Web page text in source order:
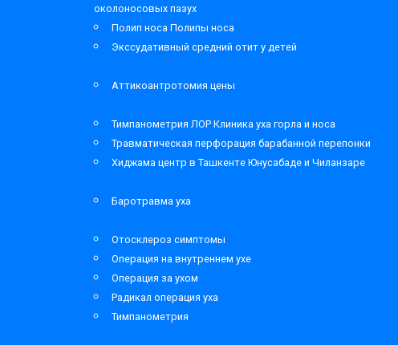
околоносовых пазух
Полип носа Полипы носа
Экссудативный средний отит у детей
Аттикоантротомия цены
Тимпанометрия ЛОР Клиника уха горла и носа
Травматическая перфорация барабанной перепонки
Хиджама центр в Ташкенте Юнусабаде и Чиланзаре
Баротравма уха
Отосклероз симптомы
Операция на внутреннем ухе
Операция за ухом
Радикал операция уха
Тимпанометрия